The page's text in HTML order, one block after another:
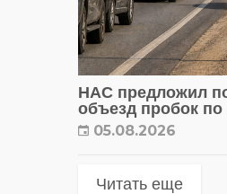
НАС предложил
объезд пробок
05.08.2026
Читать еще